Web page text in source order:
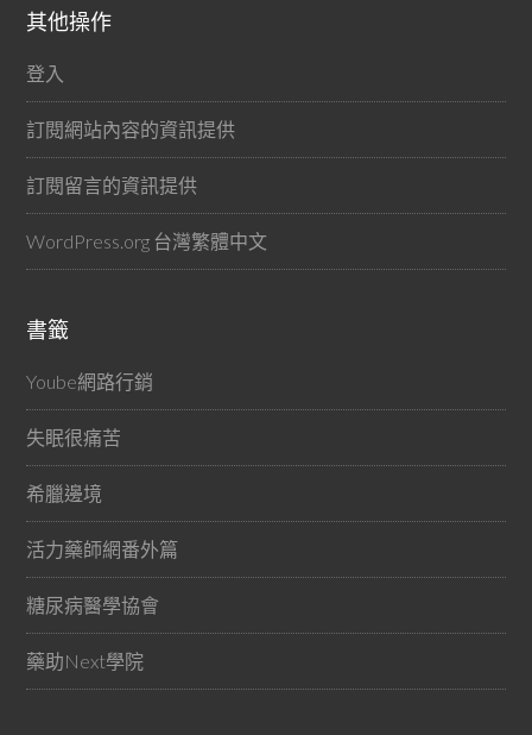
其他操作
登入
訂閱網站內容的資訊提供
訂閱留言的資訊提供
WordPress.org 台灣繁體中文
書籤
Yoube網路行銷
失眠很痛苦
希臘邊境
活力藥師網番外篇
糖尿病醫學協會
藥助Next學院